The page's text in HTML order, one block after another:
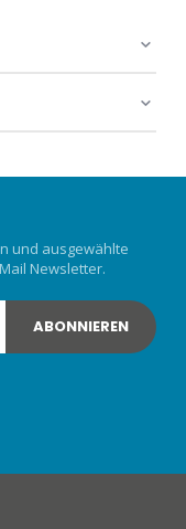
und ausgewählte
Newsletter.
ABONNIEREN